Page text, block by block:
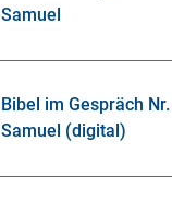
Samuel
Bibel im Gespräch
Samuel (digital)